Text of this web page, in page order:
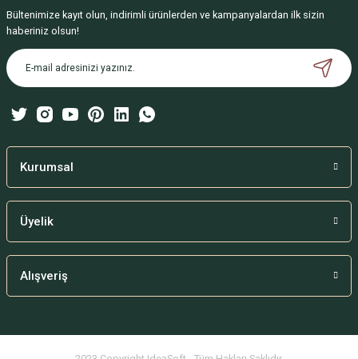
Ürün resmi kalitesiz, bozuk veya görüntülenemiyor.
Ürün açıklamasında eksik bilgiler bulunuyor.
Ürün bilgilerinde hatalar bulunuyor.
Bu ürüne benzer farklı alternatifler olmalı.
Bültenimize kayıt olun, indirimli ürünlerden ve kampanyalardan ilk sizin
haberiniz olsun!
Kurumsal
Üyelik
Alışveriş